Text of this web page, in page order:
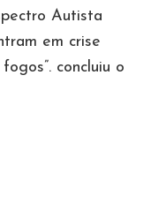
Autista
em crise
concluiu o